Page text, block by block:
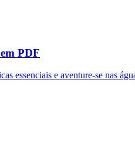
PDF
essenciais e aventure-se nas